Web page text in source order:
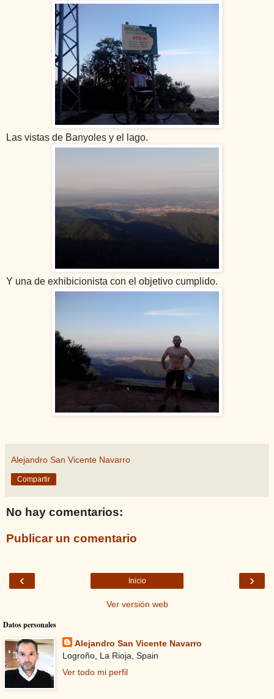
Las vistas de Banyoles y el lago.
Y una de exhibicionista con el objetivo cumplido.
Alejandro San Vicente Navarro
Compartir
No hay comentarios:
Publicar un comentario
‹ ›
Inicio
Ver versión web
Datos personales
Alejandro San Vicente Navarro
Logroño, La Rioja, Spain
Ver todo mi perfil